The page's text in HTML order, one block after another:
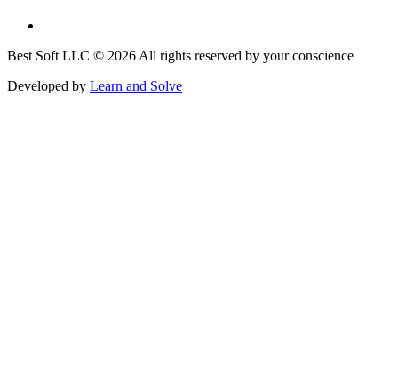
Best Soft LLC © 2026 All rights reserved by your conscience
Developed by Learn and Solve